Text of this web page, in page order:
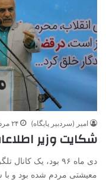
امیر (سردبیر پایگاه) ۲۴ مرداد ۱۳۹۸
شکایت وزیر
دی ماه ۹۶ بود، یک
معیشتی مردم شده بود و